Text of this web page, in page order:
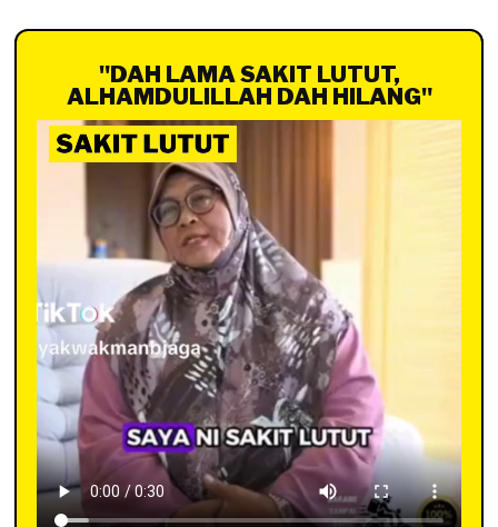
"DAH LAMA SAKIT LUTUT,
ALHAMDULILLAH DAH HILANG"